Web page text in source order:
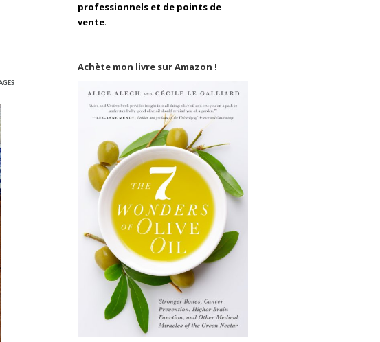
professionnels et de points de
vente.
Achète mon livre sur Amazon !